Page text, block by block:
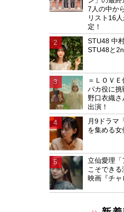
7人の中か
リスト16
定！
STU48 中
STU48と
＝ＬＯＶ
パカ役に挑
野口衣織
出演！
月9ドラマ
を集める女
立仙愛理「
こそでき
映画『チャ